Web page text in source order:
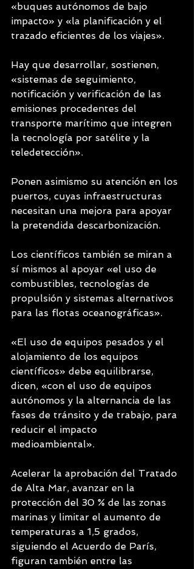
«buques autónomos de bajo
impacto» y «la planificación y el
trazado eficientes de los viajes».
Hay que desarrollar, sostienen,
«sistemas de seguimiento,
notificación y verificación de las
emisiones procedentes del
transporte marítimo que integren
la tecnología por satélite y la
teledetección».
Ponen asimismo su atención en los
puertos, cuyas infraestructuras
necesitan una mejora para apoyar
la pretendida descarbonización.
Los científicos también se miran a
sí mismos al apoyar «el uso de
combustibles, tecnologías de
propulsión y sistemas alternativos
para las flotas oceanográficas».
«El uso de equipos pesados y el
alojamiento de los equipos
científicos» debe equilibrarse,
dicen, «con el uso de equipos
autónomos y la alternancia de las
fases de tránsito y de trabajo, para
reducir el impacto
medioambiental».
Acelerar la aprobación del Tratado
de Alta Mar, avanzar en la
protección del 30 % de las zonas
marinas y limitar el aumento de
temperaturas a 1,5 grados,
siguiendo el Acuerdo de París,
figuran también entre las